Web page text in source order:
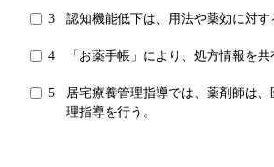
3 認知機能低下は、用法や薬効に対
4 「お薬手帳」により、処方情報を
5
居宅療養管理指導では、薬剤師は
理指導を行う。